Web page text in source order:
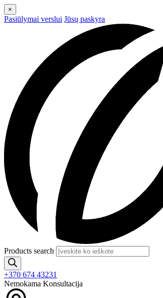
×
Pasiūlymai verslui Jūsų paskyra
Products search
+370 674 43231
Nemokama Konsultacija